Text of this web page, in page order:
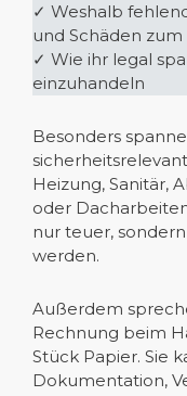
✓ Weshalb
und Schäden
✓ Wie ihr legal
einzuhandeln
Besonders
Heizung, Sanitär,
oder
nur teuer,
werden.
Außerdem
Rechnung beim
Stück Papier. Sie
Dokumentation,